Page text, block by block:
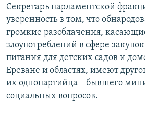
Секретарь парламентской
уверенность в том, что
громкие разоблачения,
злоупотреблений в сфере
питания для детских садов и
Ереване и областях, имеют
их однопартийца – бывшего
социальных вопросов.